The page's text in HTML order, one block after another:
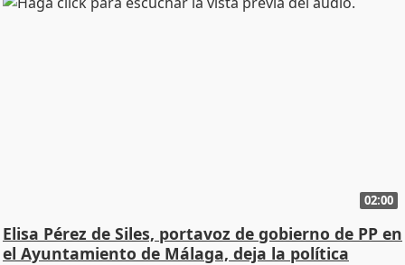
02:00
Elisa Pérez de Siles, portavoz de gobierno de PP en
el Ayuntamiento de Málaga, deja la política